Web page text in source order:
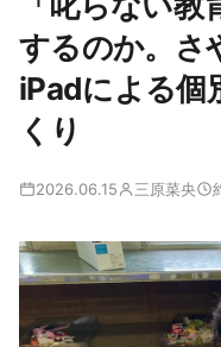
するのか。さ
iPadによる個
くり
2026.06.15 三原菜央